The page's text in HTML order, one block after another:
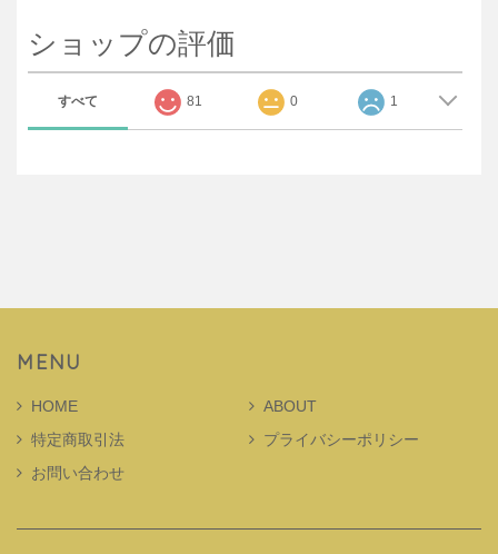
ショップの評価
すべて 81 0 1
MENU
HOME
ABOUT
特定商取引法
プライバシーポリシー
お問い合わせ